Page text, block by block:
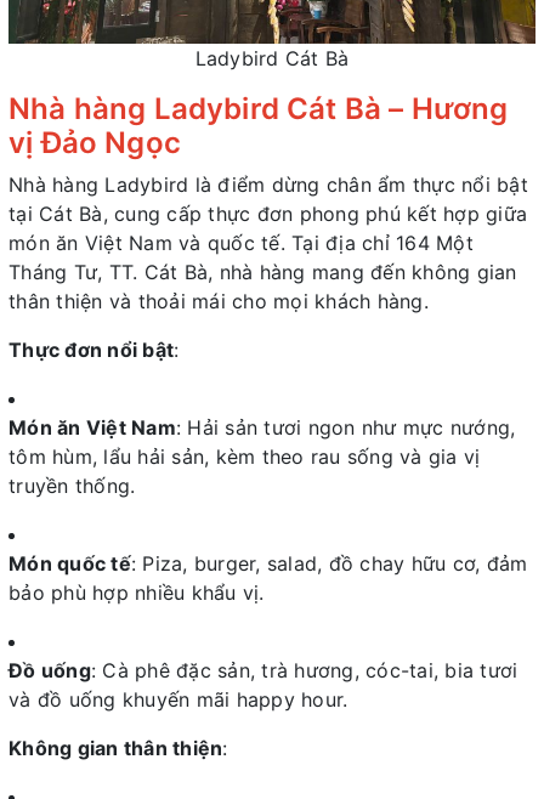
Ladybird Cát Bà
Nhà hàng Ladybird Cát Bà – Hương
vị Đảo Ngọc
Nhà hàng Ladybird là điểm dừng chân ẩm thực nổi bật
tại Cát Bà, cung cấp thực đơn phong phú kết hợp giữa
món ăn Việt Nam và quốc tế. Tại địa chỉ 164 Một
Tháng Tư, TT. Cát Bà, nhà hàng mang đến không gian
thân thiện và thoải mái cho mọi khách hàng.
Thực đơn nổi bật:
Món ăn Việt Nam: Hải sản tươi ngon như mực nướng,
tôm hùm, lẩu hải sản, kèm theo rau sống và gia vị
truyền thống.
Món quốc tế: Piza, burger, salad, đồ chay hữu cơ, đảm
bảo phù hợp nhiều khẩu vị.
Đồ uống: Cà phê đặc sản, trà hương, cóc-tai, bia tươi
và đồ uống khuyến mãi happy hour.
Không gian thân thiện: